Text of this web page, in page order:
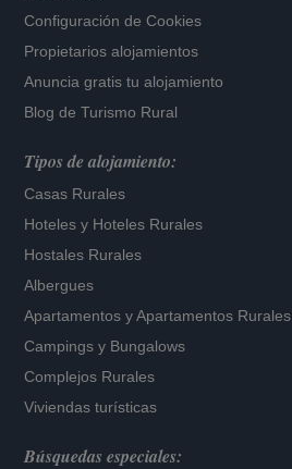
Configuración de Cookies
Propietarios alojamientos
Anuncia gratis tu alojamiento
Blog de Turismo Rural
Tipos de alojamiento:
Casas Rurales
Hoteles y Hoteles Rurales
Hostales Rurales
Albergues
Apartamentos yApartamentos Rurales
Campings y Bungalows
Complejos Rurales
Viviendas turísticas
Búsquedas especiales: